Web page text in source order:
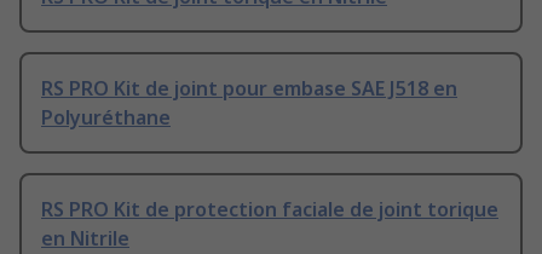
RS PRO Kit de joint pour embase SAE J518 en
Polyuréthane
RS PRO Kit de protection faciale de joint torique
en Nitrile